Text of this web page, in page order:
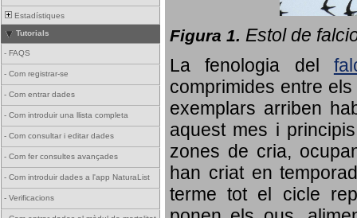
Estadístiques
Tutorials
- FAQS
- Com registrar-se
- Com entrar dades
- Com introduir una llista completa
- Com consultar i editar dades
- Com fer consultes avançades
- Com introduir dades a l'app NaturaList
- Verificacions
Figura 1. Estol de
La fenologia del
comprimides entre
exemplars arriben
aquest mes i
zones de cria,
han criat en
terme tot el cicle